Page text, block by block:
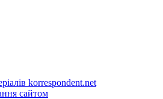
korrespondent.net
сайтом